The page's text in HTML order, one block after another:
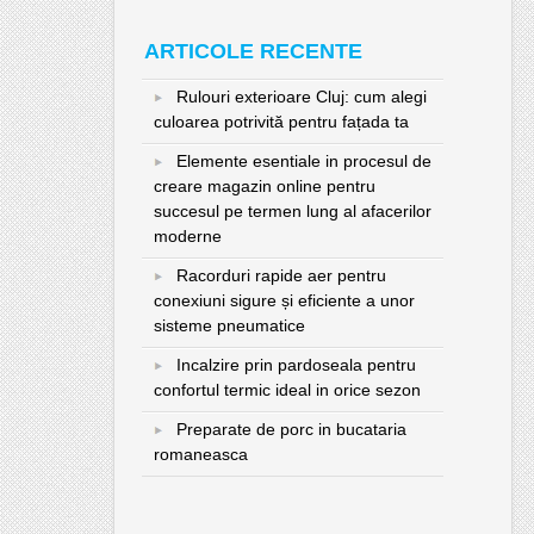
ARTICOLE RECENTE
Rulouri exterioare Cluj: cum alegi
culoarea potrivită pentru fațada ta
Elemente esentiale in procesul de
creare magazin online pentru
succesul pe termen lung al afacerilor
moderne
Racorduri rapide aer pentru
conexiuni sigure și eficiente a unor
sisteme pneumatice
Incalzire prin pardoseala pentru
confortul termic ideal in orice sezon
Preparate de porc in bucataria
romaneasca